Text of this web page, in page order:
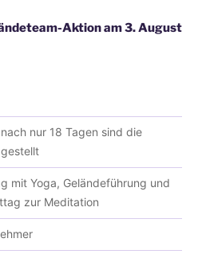
Aktion am 3. August
nur 18 Tagen sind die
mit Yoga, Geländeführung und
zur Meditation